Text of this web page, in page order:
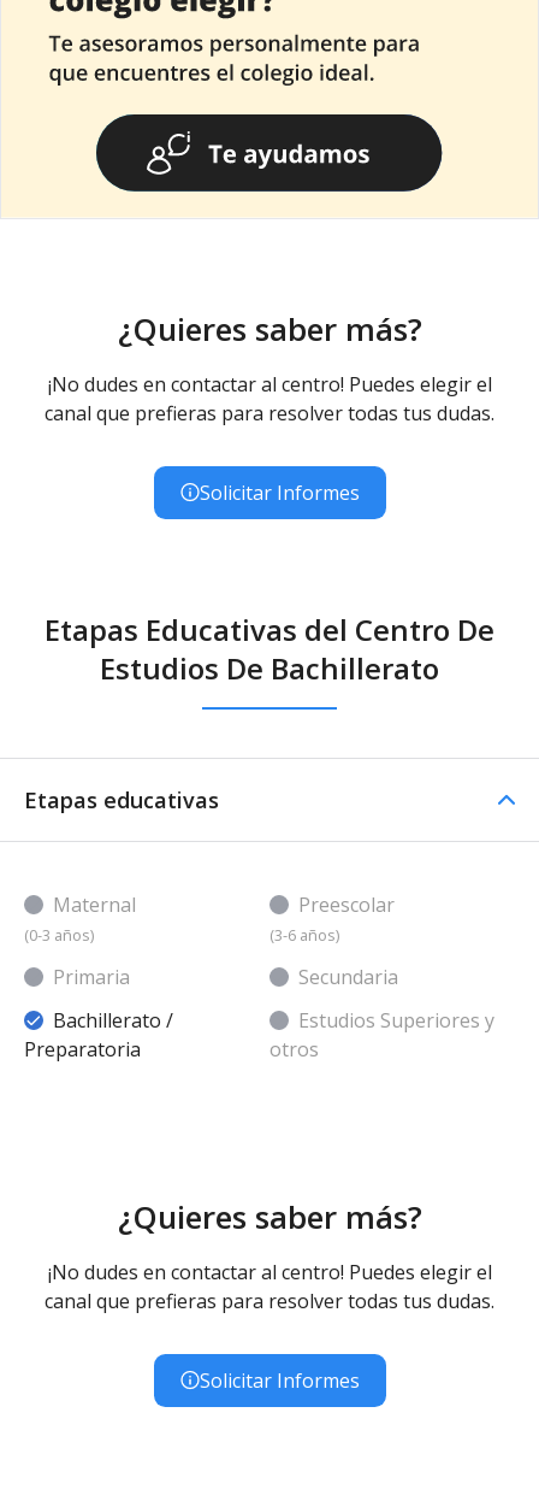
¿Quieres saber más?
¡No dudes en contactar al centro! Puedes elegir el
canal que prefieras para resolver todas tus dudas.
Solicitar Informes
Etapas Educativas del Centro De
Estudios De Bachillerato
Etapas educativas
Maternal
(0-3 años)
Preescolar
(3-6 años)
Primaria
Secundaria
Bachillerato /
Preparatoria
Estudios Superiores y
otros
¿Quieres saber más?
¡No dudes en contactar al centro! Puedes elegir el
canal que prefieras para resolver todas tus dudas.
Solicitar Informes